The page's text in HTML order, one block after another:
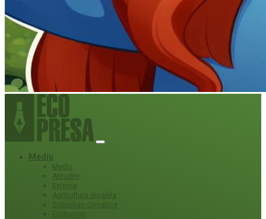
Mediu
Mediu
Atitudini
Externe
Agricultura durabila
Schimbari climatice
Ecoturism